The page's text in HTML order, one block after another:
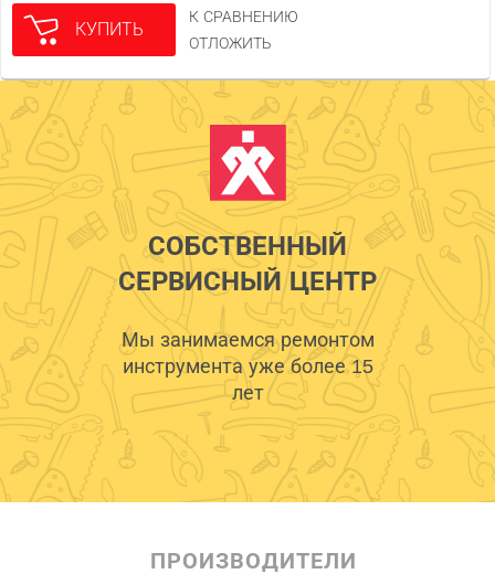
КУПИТЬ
К СРАВНЕНИЮ
ОТЛОЖИТЬ
СОБСТВЕННЫЙ
СЕРВИСНЫЙ ЦЕНТР
Мы занимаемся ремонтом
инструмента уже более 15
лет
ПРОИЗВОДИТЕЛИ